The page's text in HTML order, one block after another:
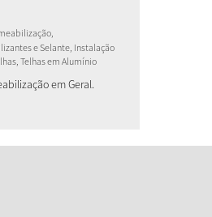
e Selante, Instalação
Telhas em Alumínio
em Geral.